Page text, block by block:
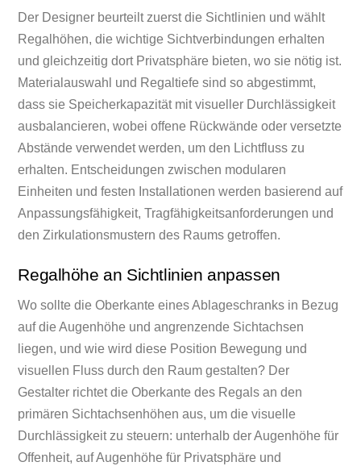
Der Designer beurteilt zuerst die Sichtlinien und wählt
Regalhöhen, die wichtige Sichtverbindungen erhalten
und gleichzeitig dort Privatsphäre bieten, wo sie nötig ist.
Materialauswahl und Regaltiefe sind so abgestimmt,
dass sie Speicherkapazität mit visueller Durchlässigkeit
ausbalancieren, wobei offene Rückwände oder versetzte
Abstände verwendet werden, um den Lichtfluss zu
erhalten. Entscheidungen zwischen modularen
Einheiten und festen Installationen werden basierend auf
Anpassungsfähigkeit, Tragfähigkeitsanforderungen und
den Zirkulationsmustern des Raums getroffen.
Regalhöhe an Sichtlinien anpassen
Wo sollte die Oberkante eines Ablageschranks in Bezug
auf die Augenhöhe und angrenzende Sichtachsen
liegen, und wie wird diese Position Bewegung und
visuellen Fluss durch den Raum gestalten? Der
Gestalter richtet die Oberkante des Regals an den
primären Sichtachsenhöhen aus, um die visuelle
Durchlässigkeit zu steuern: unterhalb der Augenhöhe für
Offenheit, auf Augenhöhe für Privatsphäre und